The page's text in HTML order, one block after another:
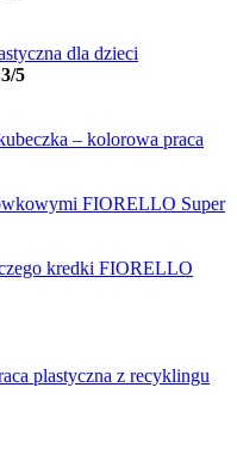
dla dzieci
3/5
– kolorowa praca
kredki FIORELLO
plastyczna z recyklingu